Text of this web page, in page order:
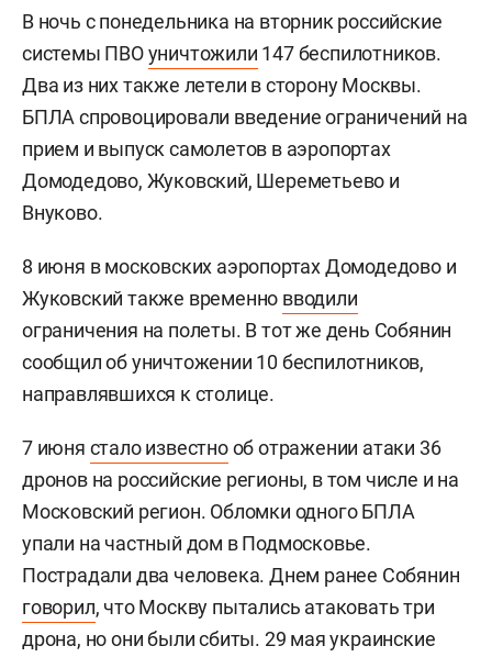
В ночь с понедельника на вторник российские
системы ПВОуничтожили 147 беспилотников.
Два из них также летели в сторону Москвы.
БПЛА спровоцировали введение ограничений на
прием и выпуск самолетов в аэропортах
Домодедово, Жуковский, Шереметьево и
Внуково.
8 июня в московских аэропортах Домодедово и
Жуковский также временно вводили
ограничения на полеты. В тот же день Собянин
сообщил об уничтожении 10 беспилотников,
направлявшихся к столице.
7 июня стало известнооб отражении атаки 36
дронов на российские регионы, в том числе и на
Московский регион. Обломки одного БПЛА
упали на частный дом в Подмосковье.
Пострадали два человека. Днем ранее Собянин
говорил, что Москву пытались атаковать три
дрона, но они были сбиты. 29 мая украинские